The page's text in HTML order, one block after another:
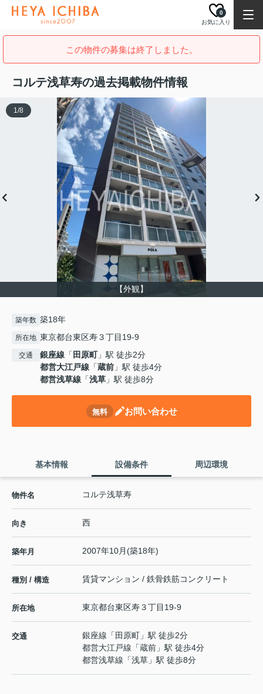
お気に入り
0
この物件の募集は終了しました。
コルテ浅草寿の過去掲載物件情報
【外観】
1/8
築年数 築18年
所在地 東京都台東区寿３丁目19-9
交通 銀座線 「 田原町」駅 徒歩2分
都営大江戸線 「蔵前 」駅 徒歩4分
都営浅草線 「浅草 」駅 徒歩8分
無料 お問い合わせ
基本情報 設備条件 周辺環境
物件名 コルテ浅草寿
向き 西
築年月 2007年10月(築18年)
種別 / 構造 賃貸マンション / 鉄骨鉄筋コンクリート
所在地 東京都台東区寿３丁目19-9
交通 銀座線 「 田原町 」駅 徒歩2分
都営大江戸線 「蔵前 」駅 徒歩4分
都営浅草線 「浅草 」駅 徒歩8分